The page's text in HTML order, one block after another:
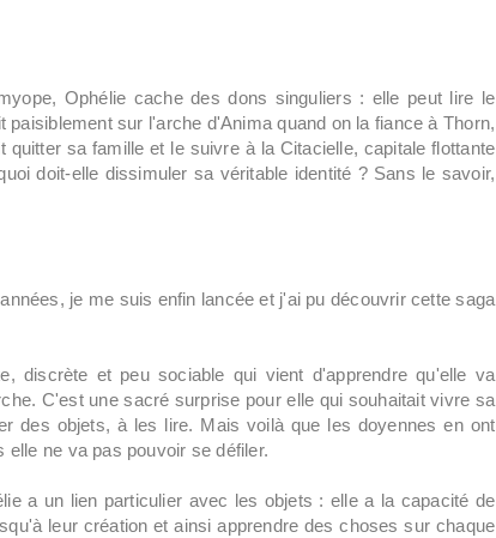
Ophélie cache des dons singuliers : elle peut lire le
sur l'arche d'Anima quand on la fiance à Thorn,
sa famille et le suivre à la Citacielle, capitale flottante
doit-elle dissimuler sa véritable identité ? Sans le savoir,
je me suis enfin lancée et j'ai pu découvrir cette saga
discrète et peu sociable qui vient d'apprendre qu'elle va
C'est une sacré surprise pour elle qui souhaitait vivre sa
des objets, à les lire. Mais voilà que les doyennes en ont
ne va pas pouvoir se défiler.
a un lien particulier avec les objets : elle a la capacité de
leur création et ainsi apprendre des choses sur chaque